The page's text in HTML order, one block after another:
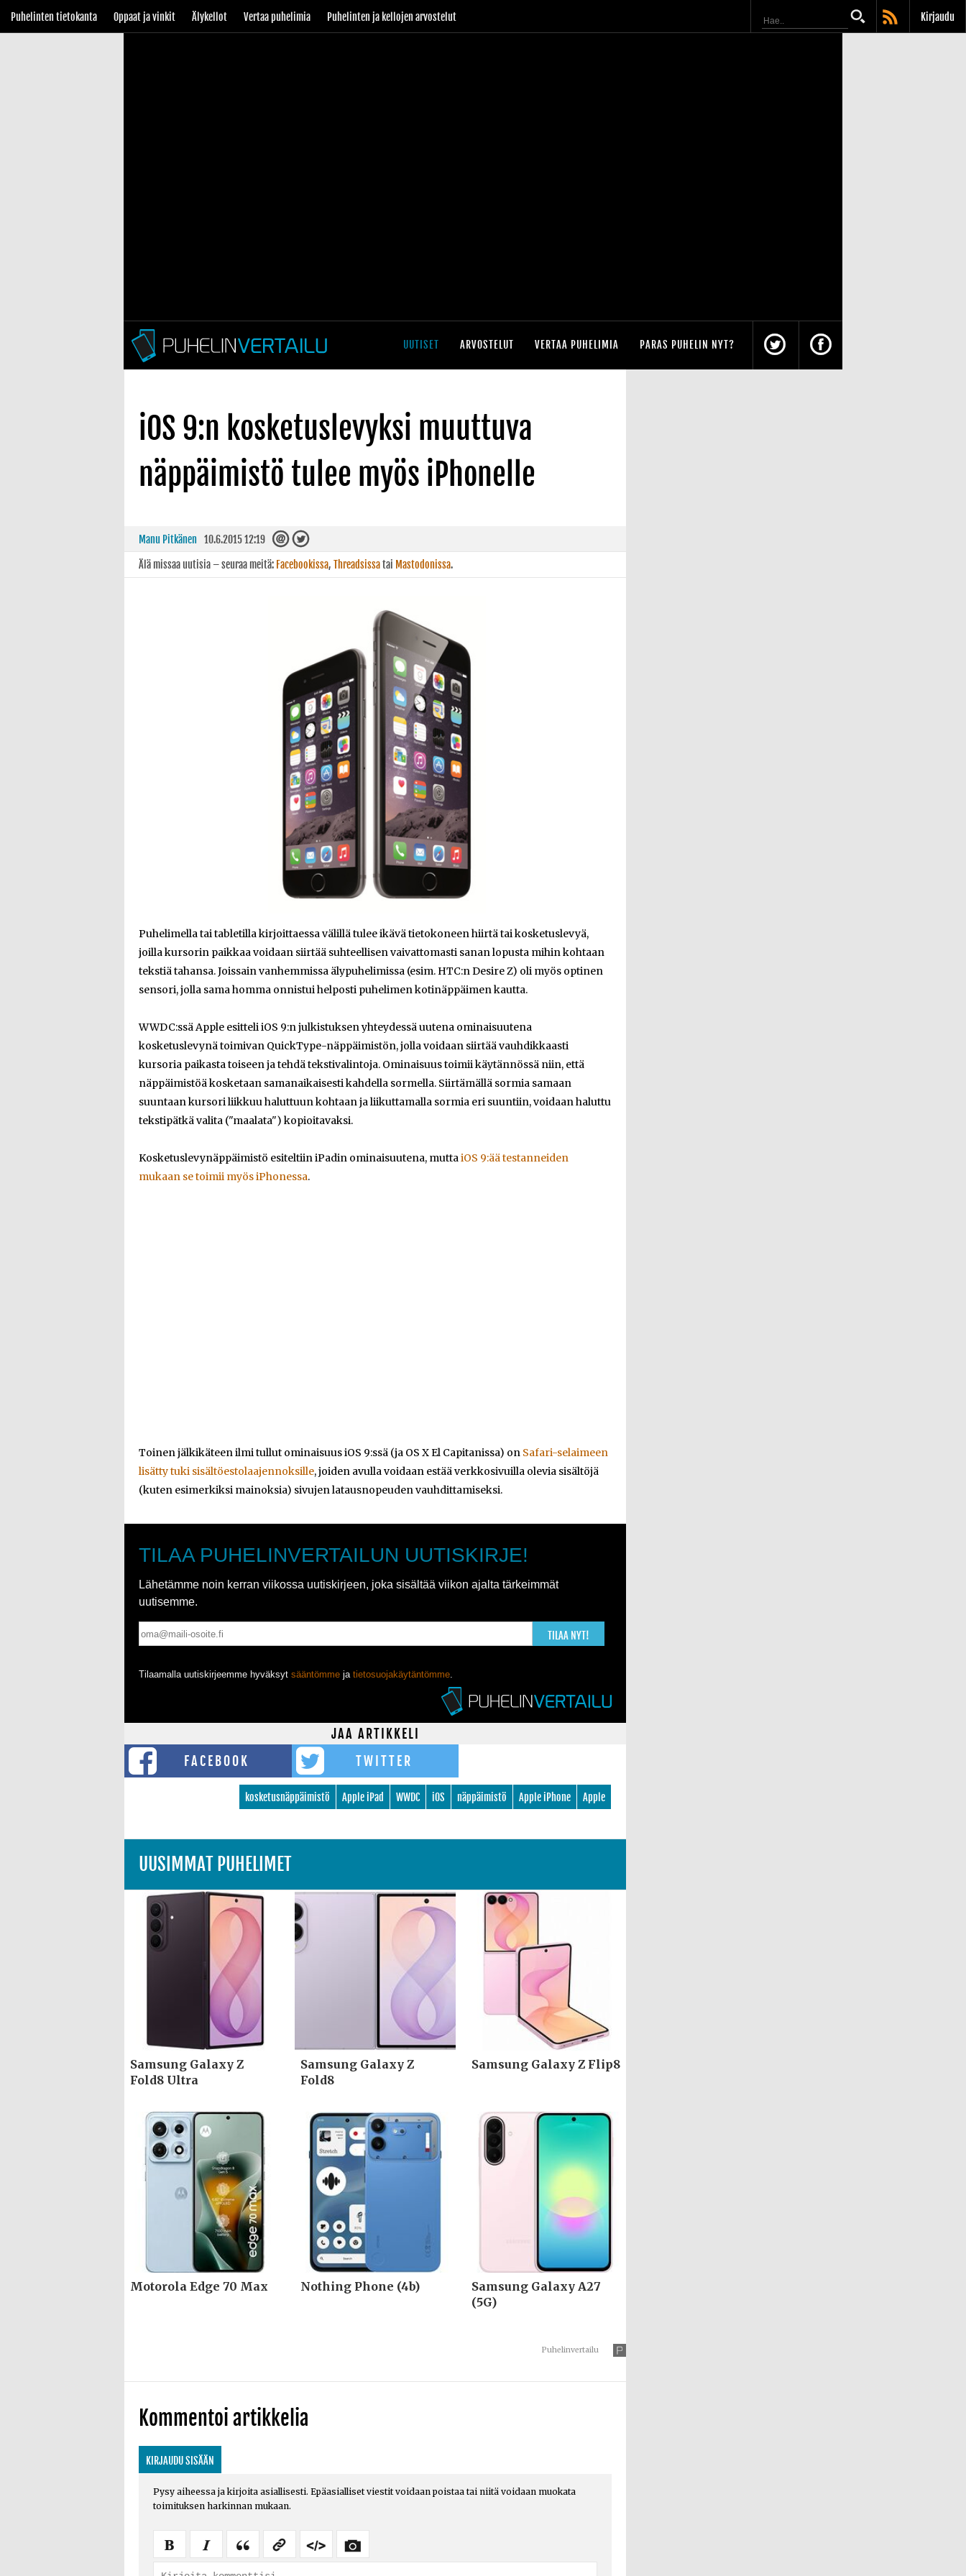
Puhelinten tietokanta Oppaat ja vinkit Älykellot Vertaa puhelimia Puhelinten ja kellojen arvostelut Kirjaudu
UUTISET ARVOSTELUT VERTAA PUHELIMIA PARAS PUHELIN NYT?
iOS 9:n kosketuslevyksi muuttuva
näppäimistö tulee myös iPhonelle
Manu Pitkänen 10.6.2015 12:19
Älä missaa uutisia – seuraa meitä: Facebookissa, Threadsissatai Mastodonissa.
Puhelimella tai tabletilla kirjoittaessa välillä tulee ikävä tietokoneen hiirtä tai kosketuslevyä,
joilla kursorin paikkaa voidaan siirtää suhteellisen vaivattomasti sanan lopusta mihin kohtaan
tekstiä tahansa. Joissain vanhemmissa älypuhelimissa (esim. HTC:n Desire Z) oli myös optinen
sensori, jolla sama homma onnistui helposti puhelimen kotinäppäimen kautta.
WWDC:ssä Apple esitteli iOS 9:n julkistuksen yhteydessä uutena ominaisuutena
kosketuslevynä toimivan QuickType-näppäimistön, jolla voidaan siirtää vauhdikkaasti
kursoria paikasta toiseen ja tehdä tekstivalintoja. Ominaisuus toimii käytännössä niin, että
näppäimistöä kosketaan samanaikaisesti kahdella sormella. Siirtämällä sormia samaan
suuntaan kursori liikkuu haluttuun kohtaan ja liikuttamalla sormia eri suuntiin, voidaan haluttu
tekstipätkä valita ("maalata") kopioitavaksi.
Kosketuslevynäppäimistö esiteltiin iPadin ominaisuutena, muttaiOS 9:ää testanneiden
mukaan se toimii myös iPhonessa.
Toinen jälkikäteen ilmi tullut ominaisuus iOS 9:ssä (ja OS X El Capitanissa) on Safari-selaimeen
lisätty tuki sisältöestolaajennoksille, joiden avulla voidaan estää verkkosivuilla olevia sisältöjä
(kuten esimerkiksi mainoksia) sivujen latausnopeuden vauhdittamiseksi.
TILAA PUHELINVERTAILUN UUTISKIRJE!
Lähetämme noin kerran viikossa uutiskirjeen, joka sisältää viikon ajalta tärkeimmät
uutisemme.
TILAA NYT!
Tilaamalla uutiskirjeemme hyväksyt sääntömme ja tietosuojakäytäntömme.
JAA ARTIKKELI
FACEBOOK
TWITTER
Apple
Apple iPhone
näppäimistö
iOS
WWDC
Apple iPad
kosketusnäppäimistö
UUSIMMAT PUHELIMET
Samsung Galaxy Z
Fold8 Ultra
Samsung Galaxy Z
Fold8
Samsung Galaxy Z Flip8
Motorola Edge 70 Max Nothing Phone (4b)
Samsung Galaxy A27
(5G)
Puhelinvertailu
Kommentoi artikkelia
KIRJAUDU SISÄÄN
Pysy aiheessa ja kirjoita asiallisesti. Epäasialliset viestit voidaan poistaa tai niitä voidaan muokata
toimituksen harkinnan mukaan.